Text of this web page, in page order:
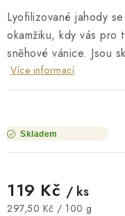
Lyofilizované jahody
okamžiku, kdy vás pro
sněhové vánice. Jsou
Více informací
Skladem
119 Kč / ks
Měrná cena:
297,50 Kč / 100 g